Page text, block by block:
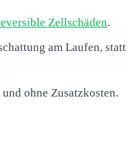
Zellschäden.
am Laufen, statt
ohne Zusatzkosten.